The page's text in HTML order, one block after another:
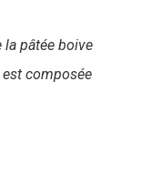
pâtée boive
composée